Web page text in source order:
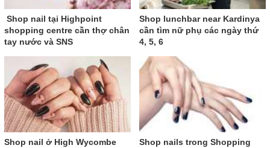
Shop nail tại Highpoint
shopping centre cần thợ chân
tay nước và SNS
Shop lunchbar near Kardinya
cần tìm nữ phụ các ngày thứ
4, 5, 6
Shop nail ở High Wycombe
Shop nails trong Shopping